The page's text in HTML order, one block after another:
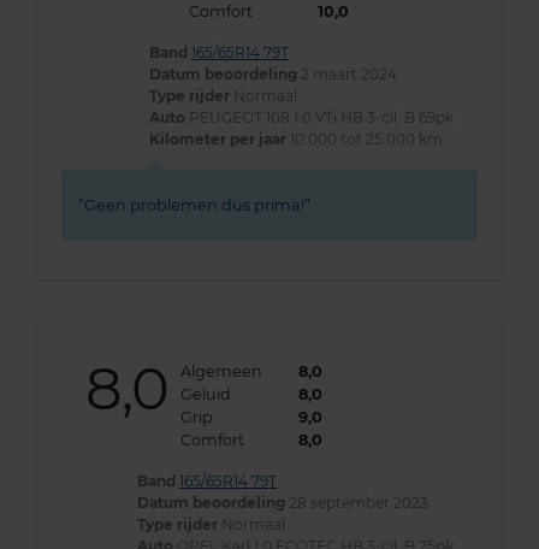
Comfort
10,0
Band 165/65R14 79T
Datum beoordeling 2 maart 2024
Type rijder Normaal
Auto PEUGEOT 108 1.0 VTi HB 3-cil. B 69pk
Kilometer per jaar 10.000 tot 25.000 km
Geen problemen dus prima!
8,0 Algemeen
8,0
Geluid
8,0
Grip
9,0
Comfort
8,0
Band 165/65R14 79T
Datum beoordeling 28 september 2023
Type rijder Normaal